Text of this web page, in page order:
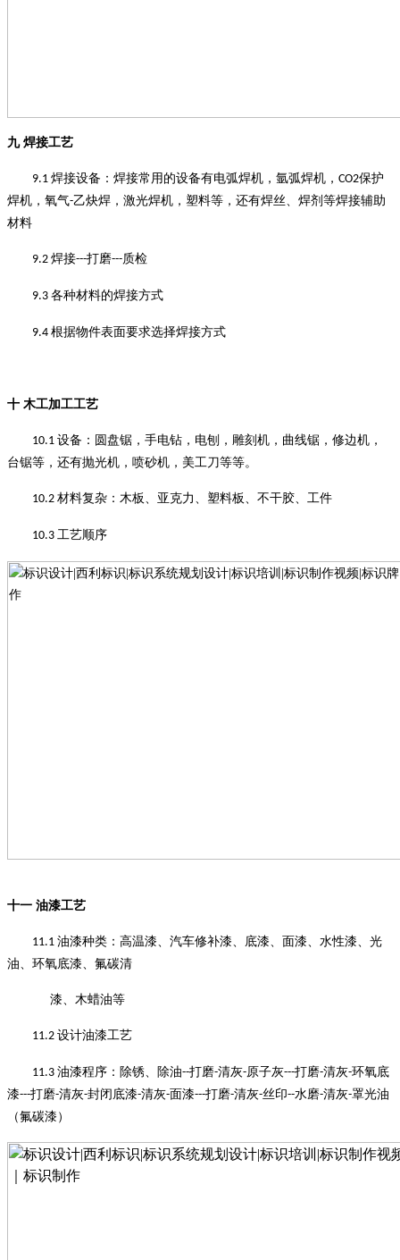
九焊接工艺
9.1 焊接设备 ： 焊接常用的设备有电弧焊机，氩弧焊机， CO2保护
焊机，氧气-乙炔焊，激光焊机，塑料等，还有焊丝、焊剂等焊接辅助
材料
9.2 焊接---打磨---质检
9.3 各种材料的焊接方式
9.4 根据物件表面要求选择焊接方式
十 木工加工工艺
10.1 设备 ： 圆盘锯，手电钻，电刨，雕刻机，曲线锯，修边机，
台锯等，还有抛光机，喷砂机，美工刀等等。
10.2 材料复杂 ： 木板、亚克力、塑料板、不干胶、工件
10.3 工艺顺序
十一 油漆工艺
11.1 油漆种类 ： 高温漆、汽车修补漆、底漆、面漆、水性漆、光
油、环氧底漆、氟碳清
漆、木蜡油等
11.2 设计油漆工艺
11.3 油漆程序 ： 除锈、除油--打磨-清灰-原子灰---打磨-清灰-环氧底
漆---打磨-清灰-封闭底漆-清灰-面漆---打磨-清灰-丝印--水磨-清灰-罩光油
（氟碳漆）